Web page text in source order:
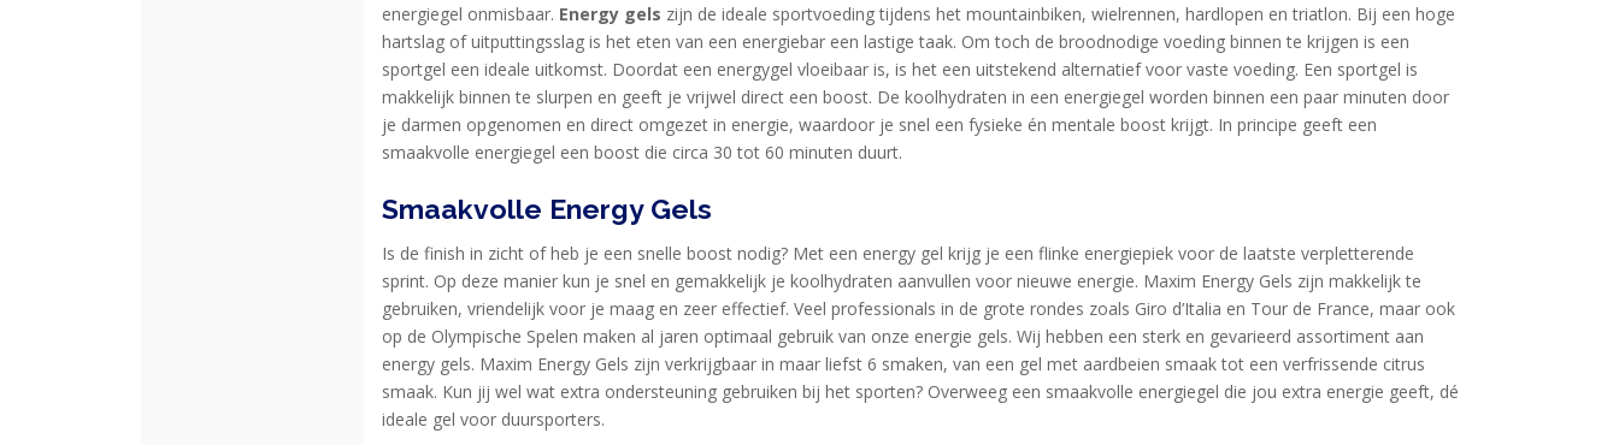
energiegel onmisbaar. Energy gels zijn de ideale sportvoeding tijdens het mountainbiken, wielrennen, hardlopen en triatlon. Bij een hoge
hartslag of uitputtingsslag is het eten van een energiebar een lastige taak. Om toch de broodnodige voeding binnen te krijgen is een
sportgel een ideale uitkomst. Doordat een energygel vloeibaar is, is het een uitstekend alternatief voor vaste voeding. Een sportgel is
makkelijk binnen te slurpen en geeft je vrijwel direct een boost. De koolhydraten in een energiegel worden binnen een paar minuten door
je darmen opgenomen en direct omgezet in energie, waardoor je snel een fysieke én mentale boost krijgt. In principe geeft een
smaakvolle energiegel een boost die circa 30 tot 60 minuten duurt.
Smaakvolle Energy Gels
Is de finish in zicht of heb je een snelle boost nodig? Met een energy gel krijg je een flinke energiepiek voor de laatste verpletterende
sprint. Op deze manier kun je snel en gemakkelijk je koolhydraten aanvullen voor nieuwe energie. Maxim Energy Gels zijn makkelijk te
gebruiken, vriendelijk voor je maag en zeer effectief. Veel professionals in de grote rondes zoals Giro d’Italia en Tour de France, maar ook
op de Olympische Spelen maken al jaren optimaal gebruik van onze energie gels. Wij hebben een sterk en gevarieerd assortiment aan
energy gels. Maxim Energy Gels zijn verkrijgbaar in maar liefst 6 smaken, van een gel met aardbeien smaak tot een verfrissende citrus
smaak. Kun jij wel wat extra ondersteuning gebruiken bij het sporten? Overweeg een smaakvolle energiegel die jou extra energie geeft, dé
ideale gel voor duursporters.